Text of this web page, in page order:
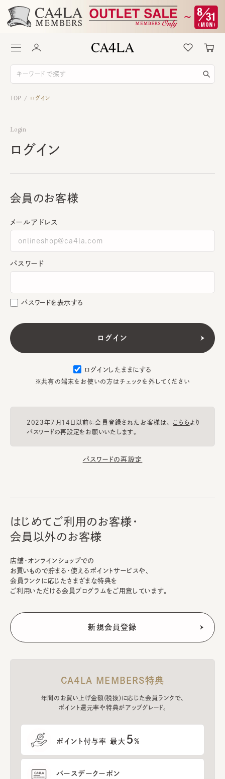
TOP / ログイン
Login
ログイン
会員のお客様
メールアドレス
パスワード
パスワードを表示する
ログインしたままにする
※共有の端末をお使いの方はチェックを外してください
2023年7月14日以前に会員登録されたお客様は、 こちらより
パスワードの再設定をお願いいたします。
パスワードの再設定
はじめてご利用のお客様・
会員以外のお客様
店舗・オンラインショップでの
お買いもので貯まる・使えるポイントサービスや、
会員ランクに応じたさまざまな特典を
ご利用いただける会員プログラムをご用意しています。
CA4LA MEMBERS特典
年間のお買い上げ金額(税抜)に応じた会員ランクで、
ポイント還元率や特典がアップグレード。
ポイント付与率 最大 5%
バースデークーポン